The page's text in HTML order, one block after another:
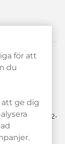
gärna!
må-fre 12-
för att
du
att ge dig